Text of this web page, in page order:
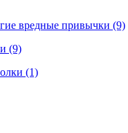
вредные привычки (9)
(9)
(1)